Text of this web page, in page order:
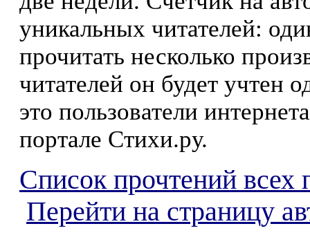
уникальных читателей:
прочитать несколько
читателей он будет учтен
это пользователи
портале Стихи.ру.
Список прочтений всех
Перейти на страницу